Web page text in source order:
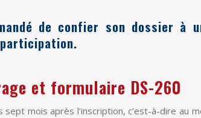
de confier son dossier à
et formulaire DS-260
mois après l’inscription, c’est-à-dire au